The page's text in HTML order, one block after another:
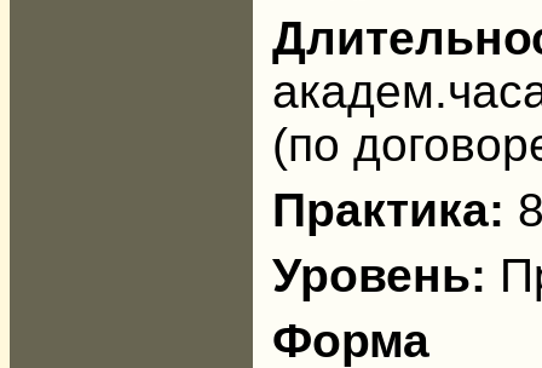
(по
Практика:
Уровень:
Форма